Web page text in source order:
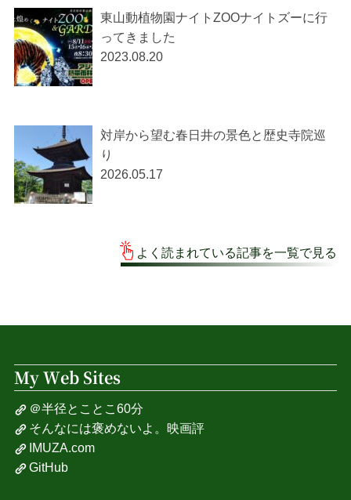
東山動植物園ナイトZOOナイトズーに行
ってきました
2023.08.20
対岸から望む春日井の景色と歴史寺院巡
り
2026.05.17
よく読まれている記事を一覧で見る
My Web Sites
＠半径とことこ60分
そんなには褒めないよ。映画評
IMUZA.com
GitHub